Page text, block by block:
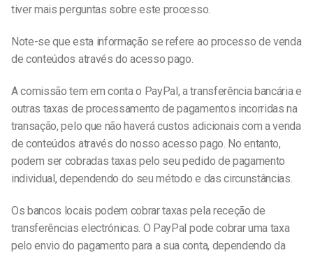
tiver mais perguntas sobre este processo.
Note-se que esta informação se refere ao processo de venda
de conteúdos através do acesso pago.
A comissão tem em conta o PayPal, a transferência bancária e
outras taxas de processamento de pagamentos incorridas na
transação, pelo que não haverá custos adicionais com a venda
de conteúdos através do nosso acesso pago. No entanto,
podem ser cobradas taxas pelo seu pedido de pagamento
individual, dependendo do seu método e das circunstâncias.
Os bancos locais podem cobrar taxas pela receção de
transferências electrónicas. O PayPal pode cobrar uma taxa
pelo envio do pagamento para a sua conta, dependendo da